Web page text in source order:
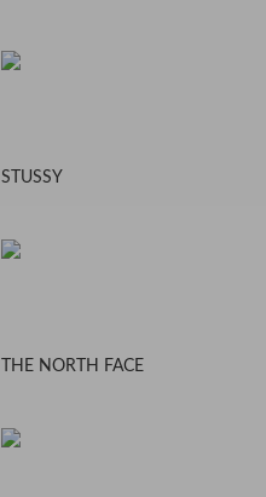
STUSSY
THE NORTH FACE